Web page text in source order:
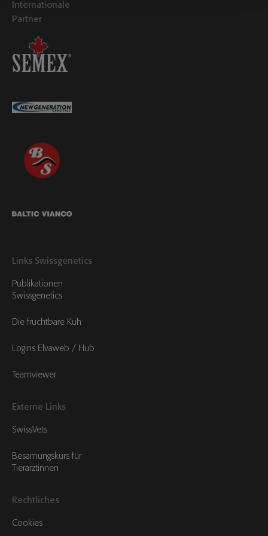
Internationale
Partner
Links Swissgenetics
Publikationen
Swissgenetics
Die fruchtbare Kuh
Logins Elvaweb / Hub
Teamviewer
Externe Links
SwissVets
Besamungskurs für
Tierärztinnen
Rechtliches
Cookies